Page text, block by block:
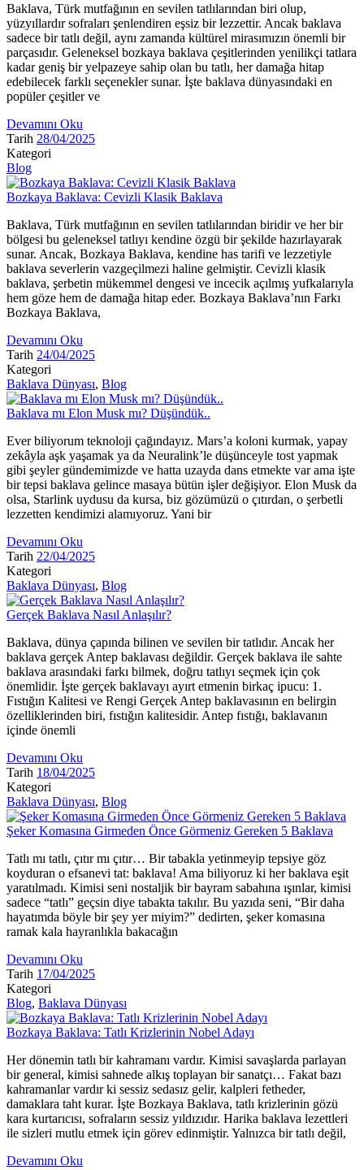
Baklava, Türk mutfağının en sevilen tatlılarından biri olup,
yüzyıllardır sofraları şenlendiren eşsiz bir lezzettir. Ancak baklava
sadece bir tatlı değil, aynı zamanda kültürel mirasımızın önemli bir
parçasıdır. Geleneksel bozkaya baklava çeşitlerinden yenilikçi tatlara
kadar geniş bir yelpazeye sahip olan bu tatlı, her damağa hitap
edebilecek farklı seçenekler sunar. İşte baklava dünyasındaki en
popüler çeşitler ve
Devamını Oku
Tarih 28/04/2025
Kategori
Blog
Bozkaya Baklava: Cevizli Klasik Baklava
Baklava, Türk mutfağının en sevilen tatlılarından biridir ve her bir
bölgesi bu geleneksel tatlıyı kendine özgü bir şekilde hazırlayarak
sunar. Ancak, Bozkaya Baklava, kendine has tarifi ve lezzetiyle
baklava severlerin vazgeçilmezi haline gelmiştir. Cevizli klasik
baklava, şerbetin mükemmel dengesi ve incecik açılmış yufkalarıyla
hem göze hem de damağa hitap eder. Bozkaya Baklava’nın Farkı
Bozkaya Baklava,
Devamını Oku
Tarih 24/04/2025
Kategori
Baklava Dünyası, Blog
Baklava mı Elon Musk mı? Düşündük..
Ever biliyorum teknoloji çağındayız. Mars’a koloni kurmak, yapay
zekâyla aşk yaşamak ya da Neuralink’le düşünceyle tost yapmak
gibi şeyler gündemimizde ve hatta uzayda dans etmekte var ama işte
bir tepsi baklava gelince masaya bütün işler değişiyor. Elon Musk da
olsa, Starlink uydusu da kursa, biz gözümüzü o çıtırdan, o şerbetli
lezzetten kendimizi alamıyoruz. Yani bir
Devamını Oku
Tarih 22/04/2025
Kategori
Baklava Dünyası, Blog
Gerçek Baklava Nasıl Anlaşılır?
Baklava, dünya çapında bilinen ve sevilen bir tatlıdır. Ancak her
baklava gerçek Antep baklavası değildir. Gerçek baklava ile sahte
baklava arasındaki farkı bilmek, doğru tatlıyı seçmek için çok
önemlidir. İşte gerçek baklavayı ayırt etmenin birkaç ipucu: 1.
Fıstığın Kalitesi ve Rengi Gerçek Antep baklavasının en belirgin
özelliklerinden biri, fıstığın kalitesidir. Antep fıstığı, baklavanın
içinde önemli
Devamını Oku
Tarih 18/04/2025
Kategori
Baklava Dünyası, Blog
Şeker Komasına Girmeden Önce Görmeniz Gereken 5 Baklava
Tatlı mı tatlı, çıtır mı çıtır… Bir tabakla yetinmeyip tepsiye göz
koyduran o efsanevi tat: baklava! Ama biliyoruz ki her baklava eşit
yaratılmadı. Kimisi seni nostaljik bir bayram sabahına ışınlar, kimisi
sadece “tatlı” geçsin diye tabakta takılır. Bu yazıda seni, “Bir daha
hayatımda böyle bir şey yer miyim?” dedirten, şeker komasına
ramak kala hayranlıkla bakacağın
Devamını Oku
Tarih 17/04/2025
Kategori
Blog, Baklava Dünyası
Bozkaya Baklava: Tatlı Krizlerinin Nobel Adayı
Her dönemin tatlı bir kahramanı vardır. Kimisi savaşlarda parlayan
bir general, kimisi sahnede alkış toplayan bir sanatçı… Fakat bazı
kahramanlar vardır ki sessiz sedasız gelir, kalpleri fetheder,
damaklara taht kurar. İşte Bozkaya Baklava, tatlı krizlerinin gözü
kara kurtarıcısı, sofraların sessiz yıldızıdır. Harika baklava lezettleri
ile sizleri mutlu etmek için görev edinmiştir. Yalnızca bir tatlı değil,
Devamını Oku